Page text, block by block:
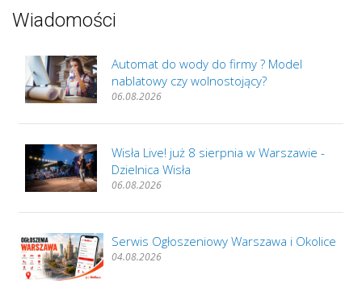
Wiadomości
Automat do wody do firmy ? Model
nablatowy czy wolnostojący?
06.08.2026
Wisła Live! już 8 sierpnia w Warszawie -
Dzielnica Wisła
06.08.2026
Serwis Ogłoszeniowy Warszawa i Okolice
04.08.2026